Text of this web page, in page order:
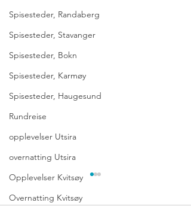
Spisesteder, Randaberg
Spisesteder, Stavanger
Spisesteder, Bokn
Spisesteder, Karmøy
Spisesteder, Haugesund
Rundreise
opplevelser Utsira
overnatting Utsira
Opplevelser Kvitsøy
Overnatting Kvitsøy